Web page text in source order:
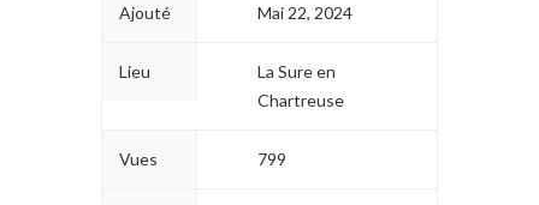
Ajouté Mai 22, 2024
Lieu
La Sure en
Chartreuse
Vues 799